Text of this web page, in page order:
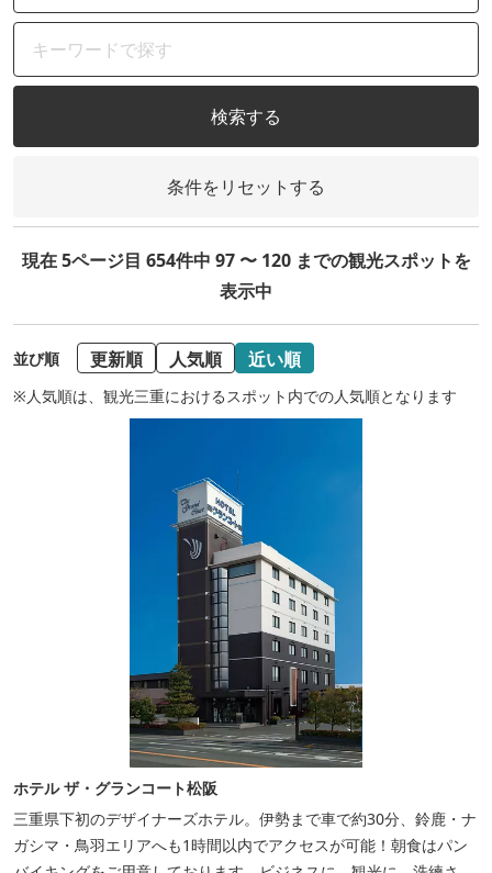
検索する
条件をリセットする
現在 5ページ目 654件中 97 〜 120 までの観光スポットを
表示中
並び順 更新順 人気順 近い順
※人気順は、観光三重におけるスポット内での人気順となります
ホテル ザ・グランコート松阪
三重県下初のデザイナーズホテル。伊勢まで車で約30分、鈴鹿・ナ
ガシマ・鳥羽エリアへも1時間以内でアクセスが可能！朝食はパン